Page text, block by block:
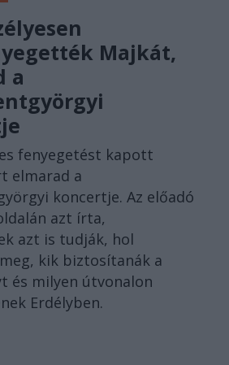
Majkát,
a
fenyegetést kapott
elmarad a
koncertje. Az előadó
azt írta,
azt is tudják, hol
kik biztosítanák a
és milyen útvonalon
Erdélyben.